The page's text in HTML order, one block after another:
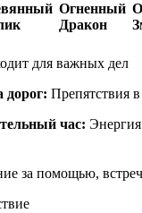
Огненный
Дракон
для важных дел
дорог: Препятствия
час:
за помощью,